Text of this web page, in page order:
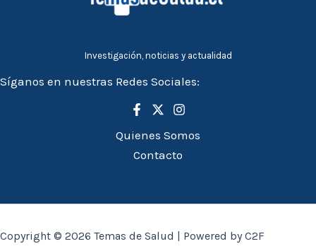
Investigación, noticias y actualidad
Síganos en nuestras Redes Sociales:
Quienes Somos
Contacto
Copyright © 2026 Temas de Salud | Powered by C2F